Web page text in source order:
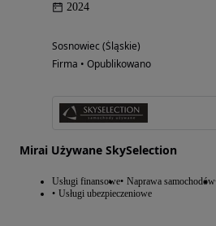
2024
Sosnowiec (Śląskie)
Firma • Opublikowano
Mirai Używane SkySelection
Usługi finansowe Naprawa samochodów
Usługi ubezpieczeniowe